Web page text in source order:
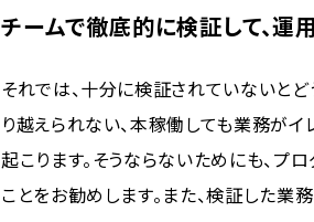
チームで徹底的に検証して、運
それでは、十分に検証されていないと
り越えられない、本稼働しても業務が
起こります。そうならないためにも、プ
ことをお勧めします。また、検証した業